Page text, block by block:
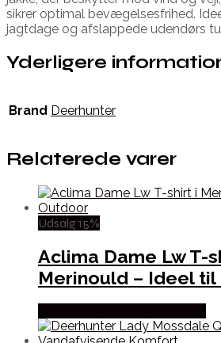
sikrer optimal bevægelsesfrihed.
jagtdage og afslappede udendørs
Yderligere
Brand Deerhunter
Relaterede varer
Udsalg 15%
Aclima Dame Lw T-
Merinould – Ideel